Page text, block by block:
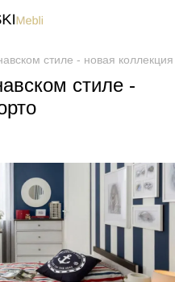
стиле - новая
стиле -